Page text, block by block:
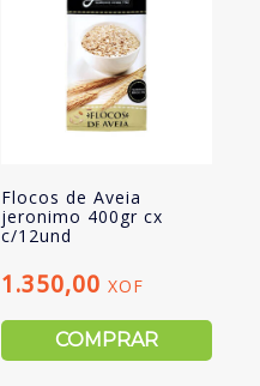
Flocos de Aveia
jeronimo 400gr cx
c/12und
1.350,00XOF
COMPRAR